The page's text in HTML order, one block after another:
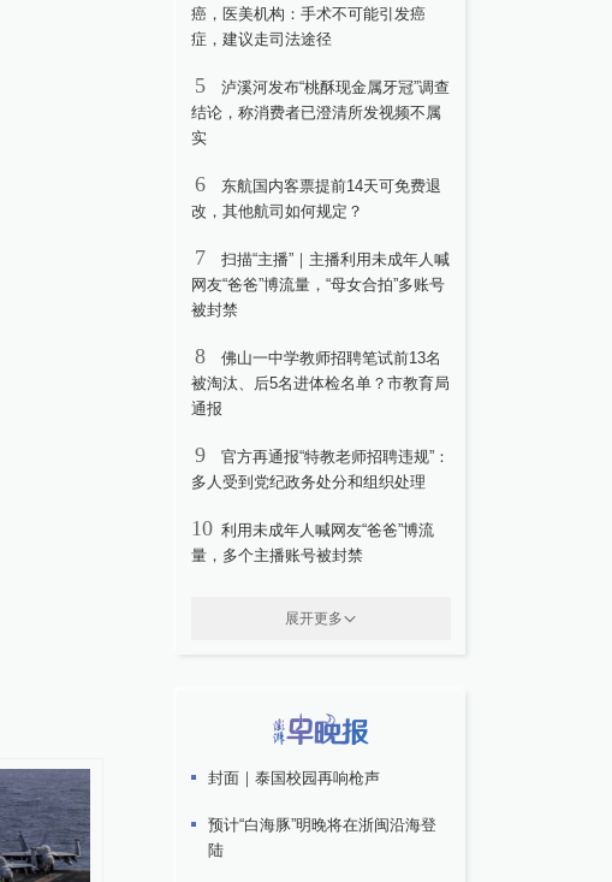
癌，医美机构：手术不可能引发癌
症，建议走司法途径
5
泸溪河发布“桃酥现金属牙冠”调查
结论，称消费者已澄清所发视频不属
实
6
东航国内客票提前14天可免费退
改，其他航司如何规定？
7
扫描“主播”｜主播利用未成年人喊
网友“爸爸”博流量，“母女合拍”多账号
被封禁
8
佛山一中学教师招聘笔试前13名
被淘汰、后5名进体检名单？市教育局
通报
9
官方再通报“特教老师招聘违规”：
多人受到党纪政务处分和组织处理
10 利用未成年人喊网友“爸爸”博流
量，多个主播账号被封禁
展开更多
封面｜泰国校园再响枪声
预计“白海豚”明晚将在浙闽沿海登
陆